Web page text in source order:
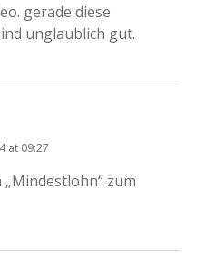
gerade diese
unglaublich gut.
at 09:27
„Mindestlohn“ zum